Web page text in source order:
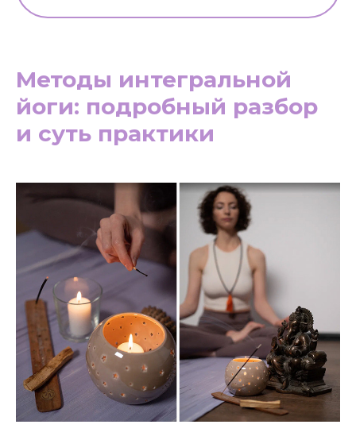
Методы интегральной
йоги: подробный разбор
и суть практики